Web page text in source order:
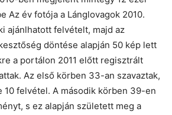
Az év fotója a Lánglovagok 2010.
ajánlhatott felvételt, majd az
döntése alapján 50 kép lett
a portálon 2011 előtt regisztrált
Az első körben 33-an szavaztak,
10 felvétel. A második körben 39-en
s ez alapján született meg a